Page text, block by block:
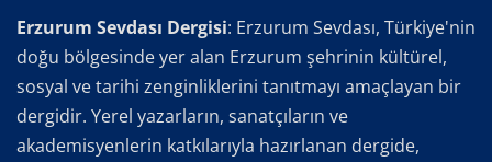
Erzurum Sevdası Dergisi: Erzurum Sevdası, Türkiye'nin
doğu bölgesinde yer alan Erzurum şehrinin kültürel,
sosyal ve tarihi zenginliklerini tanıtmayı amaçlayan bir
dergidir. Yerel yazarların, sanatçıların ve
akademisyenlerin katkılarıyla hazırlanan dergide,